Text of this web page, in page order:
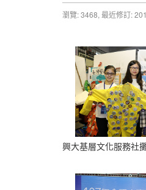
瀏覽: 3468, 最近修訂:
興大基層文化服務社